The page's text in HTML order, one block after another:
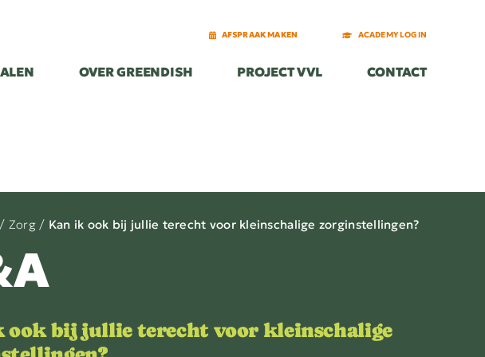
AFSPRAAK MAKEN ACADEMY LOGIN
OVER GREENDISH PROJECT VVL CONTACT
AFSPRAAK MAKEN ACADEMY LOGIN
OVER GREENDISH PROJECT VVL CONTACT
/ Zorg/ Kan ik ook bij jullie terecht voor kleinschalige zorginstellingen?
ook bij jullie terecht voor kleinschalige